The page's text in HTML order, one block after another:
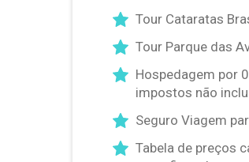
Tour Cataratas
Tour Parque das
Hospedagem por
impostos não
Seguro Viagem
Tabela de preços